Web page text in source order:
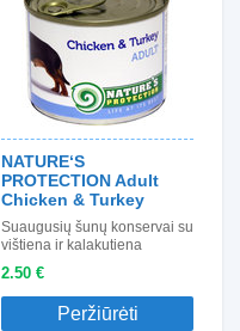
NATURE‘S
PROTECTION Adult
Chicken & Turkey
Suaugusių šunų konservai su
vištiena ir kalakutiena
2.50 €
Peržiūrėti